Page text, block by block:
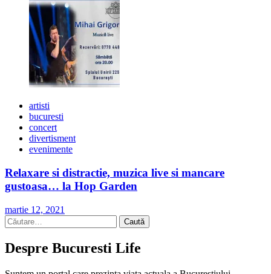
artisti
bucuresti
concert
divertisment
evenimente
Relaxare si distractie, muzica live si mancare
gustoasa… la Hop Garden
martie 12, 2021
Caută
după:
Despre Bucuresti Life